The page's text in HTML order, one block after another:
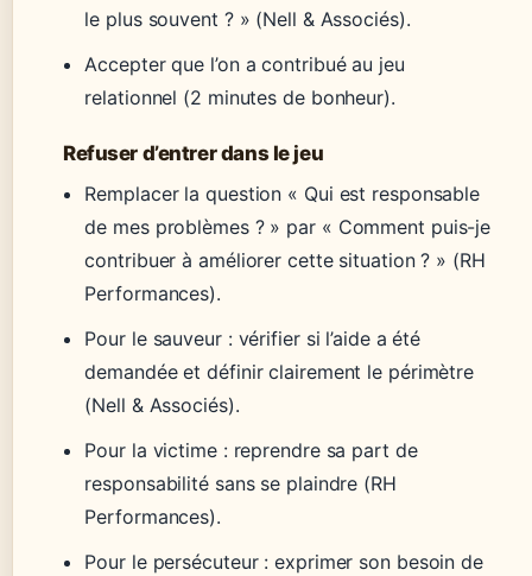
le plus souvent ? » (Nell & Associés).
Accepter que l’on a contribué au jeu
relationnel (2 minutes de bonheur).
Refuser d’entrer dans le jeu
Remplacer la question « Qui est responsable
de mes problèmes ? » par « Comment puis-je
contribuer à améliorer cette situation ? » (RH
Performances).
Pour le sauveur : vérifier si l’aide a été
demandée et définir clairement le périmètre
(Nell & Associés).
Pour la victime : reprendre sa part de
responsabilité sans se plaindre (RH
Performances).
Pour le persécuteur : exprimer son besoin de